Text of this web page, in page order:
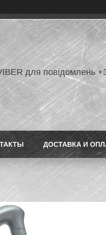
для повідомлень
ДОСТАВКА И